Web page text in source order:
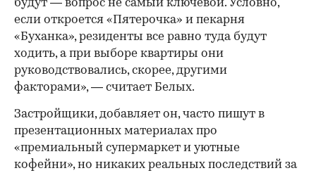
будут — вопрос не самый ключевой. Условно,
если откроется «Пятерочка» и пекарня
«Буханка», резиденты все равно туда будут
ходить, а при выборе квартиры они
руководствовались, скорее, другими
факторами», — считает Белых.
Застройщики, добавляет он, часто пишут в
презентационных материалах про
«премиальный супермаркет и уютные
кофейни», но никаких реальных последствий за